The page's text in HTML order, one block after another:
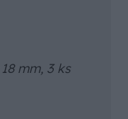
mm, 3 ks